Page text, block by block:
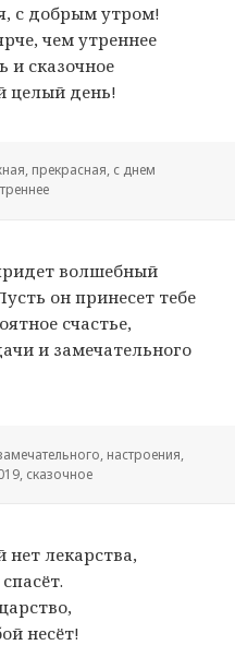
с добрым утром!
чем утреннее
и сказочное
целый день!
, прекрасная, с днем
волшебный
он принесет тебе
счастье,
и замечательного
, настроения,
, сказочное
нет лекарства,
несёт!